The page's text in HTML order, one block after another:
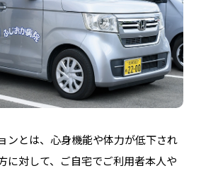
ンとは、⼼⾝機能や体⼒が低下され
に対して、ご⾃宅でご利⽤者本⼈や